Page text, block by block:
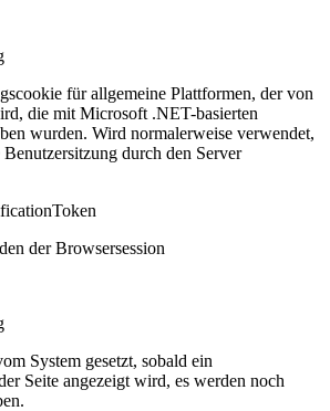
für allgemeine Plattformen, der von
die mit Microsoft .NET-basierten
wurden. Wird normalerweise verwendet,
durch den Server
der Browsersession
System gesetzt, sobald ein
Seite angezeigt wird, es werden noch